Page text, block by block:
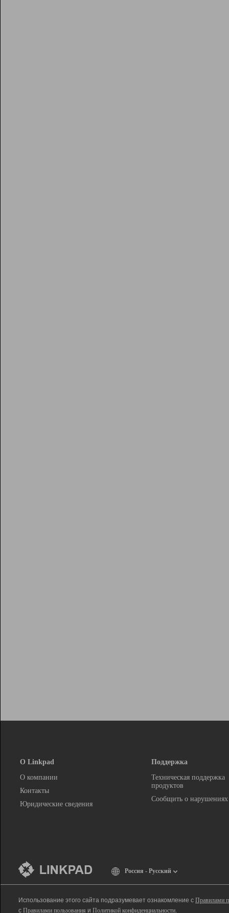
О Linkpad
О компании
Контакты
Юридические сведения
Поддержка
Техническая поддержка
продуктов
Сообщить о нарушениях
Россия - Русский
Использование этого сайта подразумевает ознакомление с Правилами
с Правилами пользования и Политикой конфиденциальности.